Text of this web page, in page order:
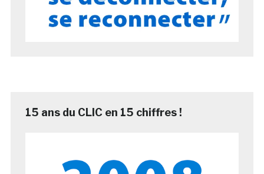
15 ans du CLIC en 15 chiffres !